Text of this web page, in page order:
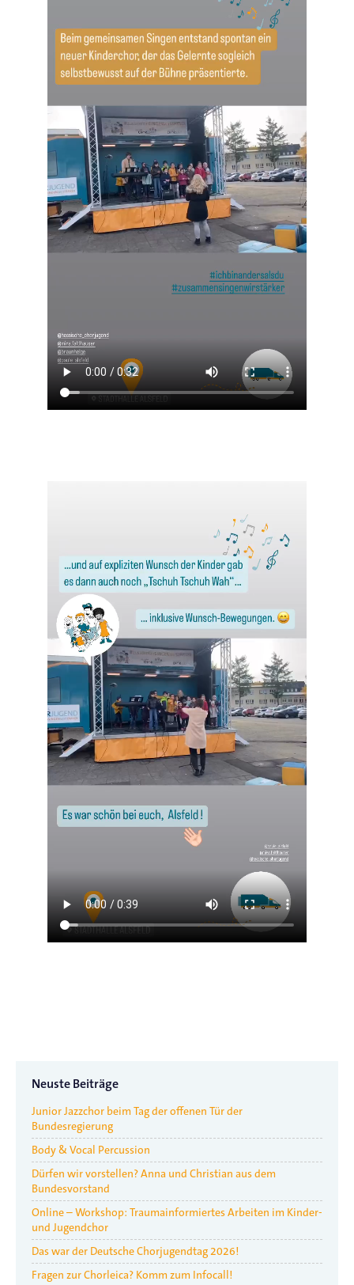
Neuste Beiträge
Junior Jazzchor beim Tag der offenen Tür der
Bundesregierung
Body & Vocal Percussion
Dürfen wir vorstellen? Anna und Christian aus dem
Bundesvorstand
Online – Workshop: Traumainformiertes Arbeiten im Kinder-
und Jugendchor
Das war der Deutsche Chorjugendtag 2026!
Fragen zur Chorleica? Komm zum Infocall!